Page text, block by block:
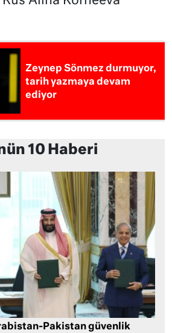
Zeynep Sönmez durmuyor,
tarih yazmaya devam
ediyor
10 Haberi
Pakistan güvenlik